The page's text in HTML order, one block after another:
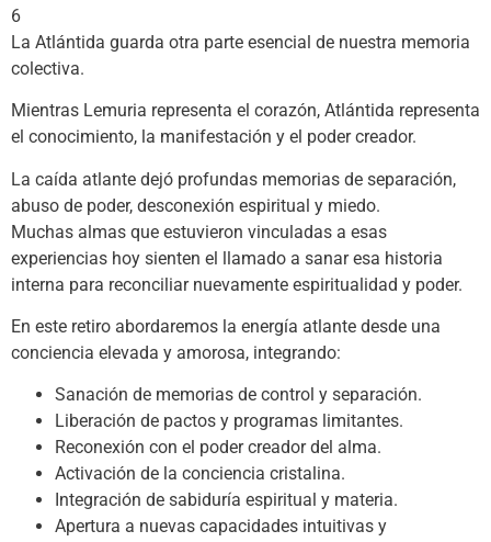
6
La Atlántida guarda otra parte esencial de nuestra memoria
colectiva.
Mientras Lemuria representa el corazón, Atlántida representa
el conocimiento, la manifestación y el poder creador.
La caída atlante dejó profundas memorias de separación,
abuso de poder, desconexión espiritual y miedo.
Muchas almas que estuvieron vinculadas a esas
experiencias hoy sienten el llamado a sanar esa historia
interna para reconciliar nuevamente espiritualidad y poder.
En este retiro abordaremos la energía atlante desde una
conciencia elevada y amorosa, integrando:
Sanación de memorias de control y separación.
Liberación de pactos y programas limitantes.
Reconexión con el poder creador del alma.
Activación de la conciencia cristalina.
Integración de sabiduría espiritual y materia.
Apertura a nuevas capacidades intuitivas y